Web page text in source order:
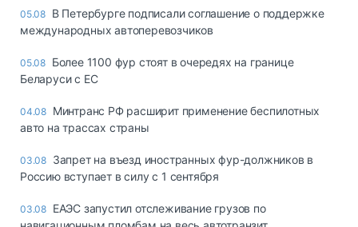
05.08 В Петербурге подписали соглашение о поддержке
международных автоперевозчиков
05.08 Более 1100 фур стоят в очередях на границе
Беларуси с ЕС
04.08 Минтранс РФ расширит применение беспилотных
авто на трассах страны
03.08 Запрет на въезд иностранных фур-должников в
Россию вступает в силу с 1 сентября
03.08 ЕАЭС запустил отслеживание грузов по